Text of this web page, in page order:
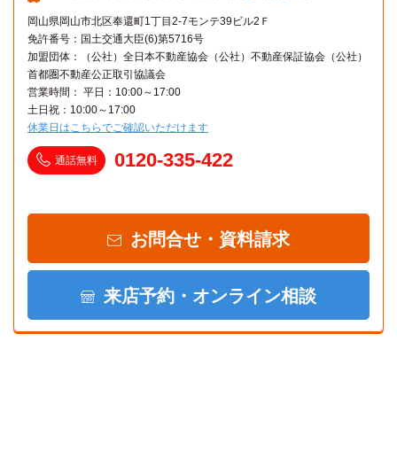
岡山県岡山市北区奉還町1丁目2-7モンテ39ビル2Ｆ
免許番号：国土交通大臣(6)第5716号
加盟団体：（公社）全日本不動産協会（公社）不動産保証協会（公社）
首都圏不動産公正取引協議会
営業時間： 平日：10:00～17:00
土日祝：10:00～17:00
休業日はこちらでご確認いただけます
通話無料 0120-335-422
お問合せ・資料請求
来店予約・オンライン相談